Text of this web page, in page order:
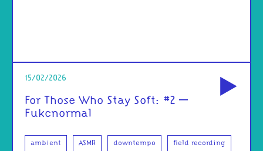
15/02/2026
For Those Who Stay Soft: #2 –
Fukcnormal
ambient ASMR downtempo field recording